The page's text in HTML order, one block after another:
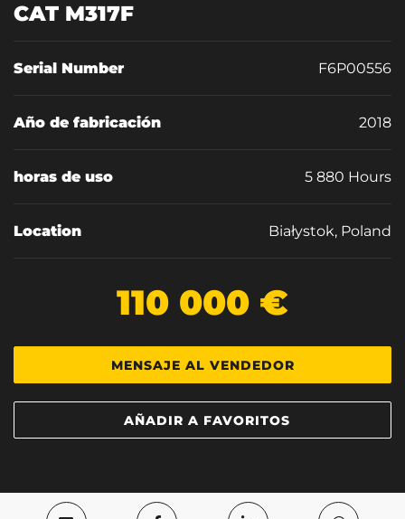
CAT M317F
Serial Number F6P00556
Año de fabricación 2018
horas de uso 5 880 Hours
Location Białystok, Poland
110 000 €
MENSAJE AL VENDEDOR
AÑADIR A FAVORITOS